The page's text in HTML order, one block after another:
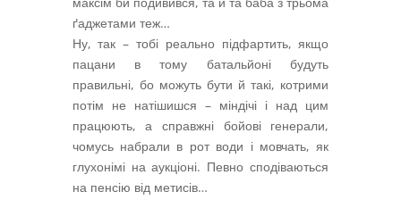
ґаджетами теж…
Ну, так – тобі реально підфартить, якщо
пацани в тому батальйоні будуть
правильні, бо можуть бути й такі, котрими
потім не натішишся – міндічі і над цим
працюють, а справжні бойові генерали,
чомусь набрали в рот води і мовчать, як
глухонімі на аукціоні. Певно сподіваються
на пенсію від метисів…